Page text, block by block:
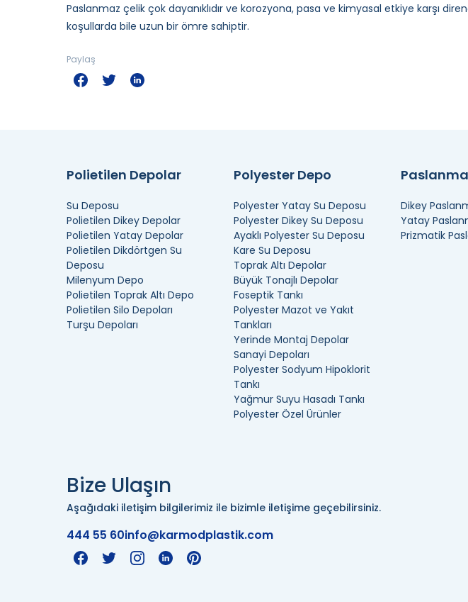
Paslanmaz çelik çok dayanıklıdır ve korozyona, pasa ve kimyasal etkiye karşı
koşullarda bile uzun bir ömre sahiptir.
Paylaş
Polietilen Depolar
Su Deposu
Polietilen Dikey Depolar
Polietilen Yatay Depolar
Polietilen Dikdörtgen Su
Deposu
Milenyum Depo
Polietilen Toprak Altı Depo
Polietilen Silo Depoları
Turşu Depoları
Polyester Depo
Polyester Yatay Su Deposu
Polyester Dikey Su Deposu
Ayaklı Polyester Su Deposu
Kare Su Deposu
Toprak Altı Depolar
Büyük Tonajlı Depolar
Foseptik Tankı
Polyester Mazot ve Yakıt
Tankları
Yerinde Montaj Depolar
Sanayi Depoları
Polyester Sodyum Hipoklorit
Tankı
Yağmur Suyu Hasadı Tankı
Polyester Özel Ürünler
Dikey
Yatay
Prizmatik
Bize Ulaşın
Aşağıdaki iletişim bilgilerimiz ile bizimle iletişime geçebilirsiniz.
444 55 60info@karmodplastik.com